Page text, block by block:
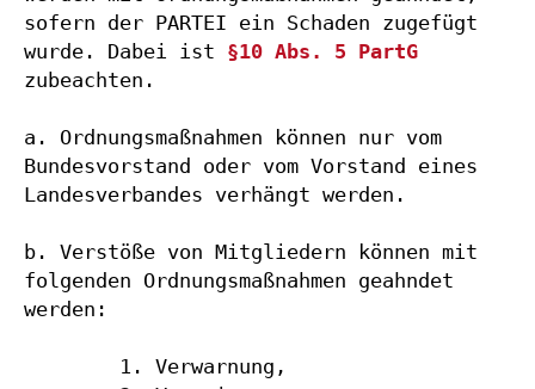
sofern der PARTEI ein Schaden zugefügt
wurde. Dabei ist §10 Abs. 5 PartG
zubeachten.
a. Ordnungsmaßnahmen können nur vom
Bundesvorstand oder vom Vorstand eines
Landesverbandes verhängt werden.
b. Verstöße von Mitgliedern können mit
folgenden Ordnungsmaßnahmen geahndet
werden: